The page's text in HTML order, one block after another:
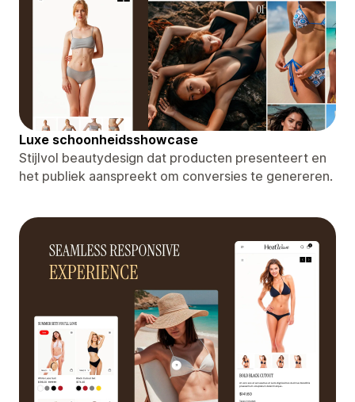
Luxe schoonheidsshowcase
Stijlvol beautydesign dat producten presenteert en
het publiek aanspreekt om conversies te genereren.